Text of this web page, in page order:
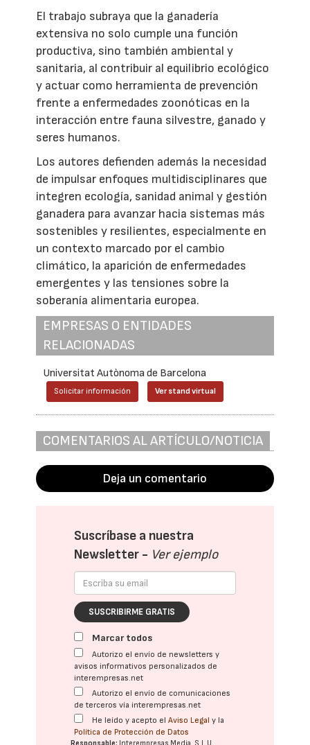
El trabajo subraya que la ganadería
extensiva no solo cumple una función
productiva, sino también ambiental y
sanitaria, al contribuir al equilibrio ecológico
y actuar como herramienta de prevención
frente a enfermedades zoonóticas en la
interacción entre fauna silvestre, ganado y
seres humanos.
Los autores defienden además la necesidad
de impulsar enfoques multidisciplinares que
integren ecología, sanidad animal y gestión
ganadera para avanzar hacia sistemas más
sostenibles y resilientes, especialmente en
un contexto marcado por el cambio
climático, la aparición de enfermedades
emergentes y las tensiones sobre la
soberanía alimentaria europea.
EMPRESAS O ENTIDADES
RELACIONADAS
Universitat Autònoma de Barcelona
Solicitar información Ver stand virtual
COMENTARIOS AL ARTÍCULO/NOTICIA
Deja un comentario
Suscríbase a nuestra
Newsletter - Ver ejemplo
SUSCRIBIRME GRATIS
Marcar todos
Autorizo el envío de newsletters y
avisos informativos personalizados de
interempresas.net
Autorizo el envío de comunicaciones
de terceros vía interempresas.net
He leído y acepto elAviso Legal y la
Política de Protección de Datos